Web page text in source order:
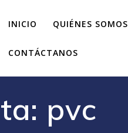
INICIO QUIÉNES SOMOS
CONTÁCTANOS
pvc